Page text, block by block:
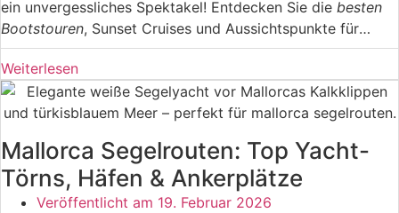
ein unvergessliches Spektakel! Entdecken Sie die besten
Bootstouren, Sunset Cruises und Aussichtspunkte für
magische Momente. Von Café del Mar bis zu versteckten
Buchten: Erfahren Sie alles über
optimale Zeiten undfotografische Tippsfür den
spektakulärsten Sonnenuntergang der Balearen.
Weiterlesen
Mallorca Segelrouten: Top Yacht-
Törns, Häfen & Ankerplätze
Veröffentlicht am 19. Februar 2026